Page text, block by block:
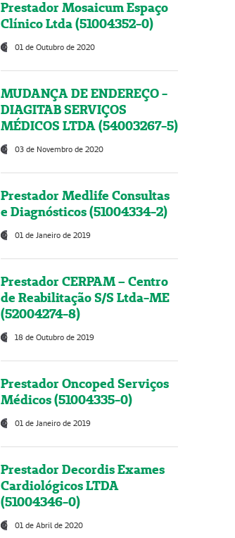
Prestador Mosaicum Espaço
Clínico Ltda (51004352-0)
01 de Outubro de 2020
MUDANÇA DE ENDEREÇO -
DIAGITAB SERVIÇOS
MÉDICOS LTDA (54003267-5)
03 de Novembro de 2020
Prestador Medlife Consultas
e Diagnósticos (51004334-2)
01 de Janeiro de 2019
Prestador CERPAM – Centro
de Reabilitação S/S Ltda-ME
(52004274-8)
18 de Outubro de 2019
Prestador Oncoped Serviços
Médicos (51004335-0)
01 de Janeiro de 2019
Prestador Decordis Exames
Cardiológicos LTDA
(51004346-0)
01 de Abril de 2020